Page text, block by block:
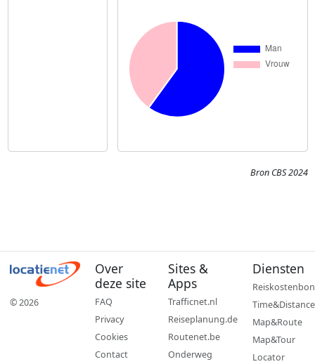
Bron CBS 2024
© 2026
Over
deze site
FAQ
Privacy
Cookies
Contact
Sites &
Apps
Trafficnet.nl
Reiseplanung.de
Routenet.be
Onderweg
Diensten
Reiskostenbon
Time&Distance
Map&Route
Map&Tour
Locator